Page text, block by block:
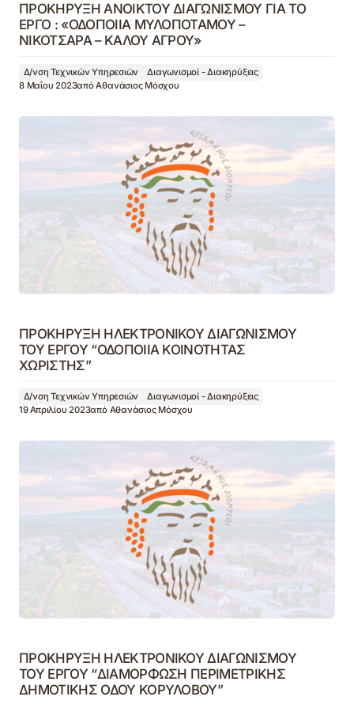
ΠΡΟΚΗΡΥΞΗ ΑΝΟΙΚΤΟΥ ΔΙΑΓΩΝΙΣΜΟΥ ΓΙΑ ΤΟ
ΕΡΓΟ : «ΟΔΟΠΟΙΙΑ ΜΥΛΟΠΟΤΑΜΟΥ –
ΝΙΚΟΤΣΑΡΑ – ΚΑΛΟΥ ΑΓΡΟΥ»
Δ/νση Τεχνικών Υπηρεσιών
Διαγωνισμοί - Διακηρύξεις
8 Μαΐου 2023απόΑθανάσιος Μόσχου
ΠΡΟΚΗΡΥΞΗ ΗΛΕΚΤΡΟΝΙΚΟΥ ΔΙΑΓΩΝΙΣΜΟΥ
ΤΟΥ ΕΡΓΟΥ “ΟΔΟΠΟΙΙΑ ΚΟΙΝΟΤΗΤΑΣ
ΧΩΡΙΣΤΗΣ”
Δ/νση Τεχνικών Υπηρεσιών
Διαγωνισμοί - Διακηρύξεις
19 Απριλίου 2023από Αθανάσιος Μόσχου
ΠΡΟΚΗΡΥΞΗ ΗΛΕΚΤΡΟΝΙΚΟΥ ΔΙΑΓΩΝΙΣΜΟΥ
ΤΟΥ ΕΡΓΟΥ “ΔΙΑΜΟΡΦΩΣΗ ΠΕΡΙΜΕΤΡΙΚΗΣ
ΔΗΜΟΤΙΚΗΣ ΟΔΟΥ ΚΟΡΥΛΟΒΟΥ”